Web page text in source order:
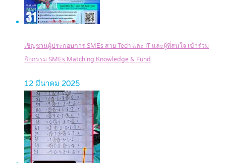
เชิญชวนผู้ประกอบการ SMEs สาย Tech และ IT และผู้ที่สนใจ เข้าร่วม
กิจกรรม SMEs Matching Knowledge & Fund
12 มีนาคม 2025